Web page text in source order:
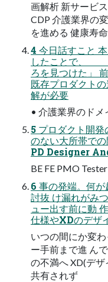
画解析 新サービ
CDP 介護業界の
を進める 健康寿
4 今日話すこと
したこと
ろを見つけた」
既存プロダクト
解が必要
• 介護業界のド
5 プロダクト開
のない大所帯で
PD Designer
BE FE PMO Tester
6 事の発端。何
討抜 け漏れがみ
ュー出す前に動
仕様やXDのデザ
いつの間にか変
ー手前まで進 ん
の不満へ XD(デ
共有されず